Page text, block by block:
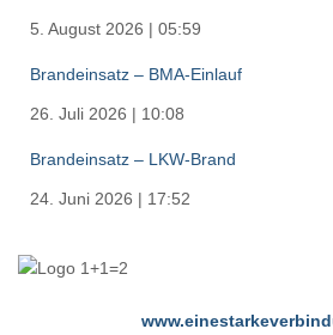
5. August 2026 | 05:59
Brandeinsatz – BMA-Einlauf
26. Juli 2026 | 10:08
Brandeinsatz – LKW-Brand
24. Juni 2026 | 17:52